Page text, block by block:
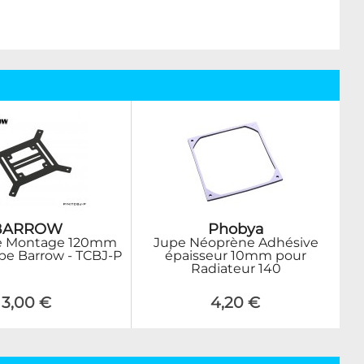
Montage 120mm
Barrow - TCBJ-P
3,00 €
Phobya
Jupe Néoprène Adhésive
épaisseur 10mm pour
Radiateur 140
4,20 €